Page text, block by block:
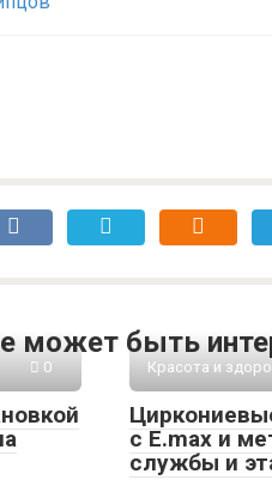
может быть
0 Красота и
с E.max и
службы и